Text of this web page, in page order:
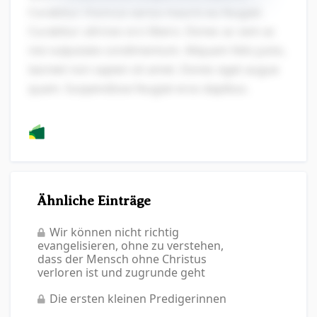
Ähnliche Einträge
Wir können nicht richtig
evangelisieren, ohne zu verstehen,
dass der Mensch ohne Christus
verloren ist und zugrunde geht
Die ersten kleinen Predigerinnen